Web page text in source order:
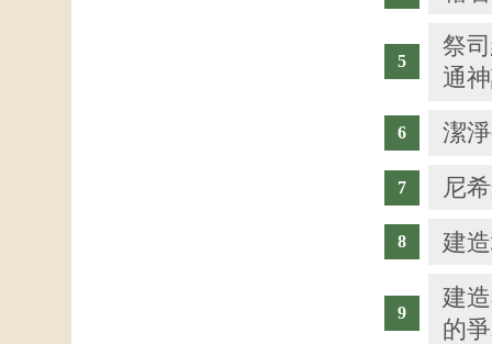
祭
通
潔
尼
建
建
的